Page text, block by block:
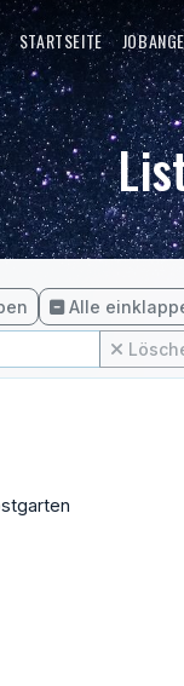
STARTSEITE
Alle